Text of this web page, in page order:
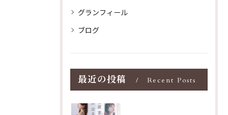
グランフィール
ブログ
最近の投稿 Recent Posts